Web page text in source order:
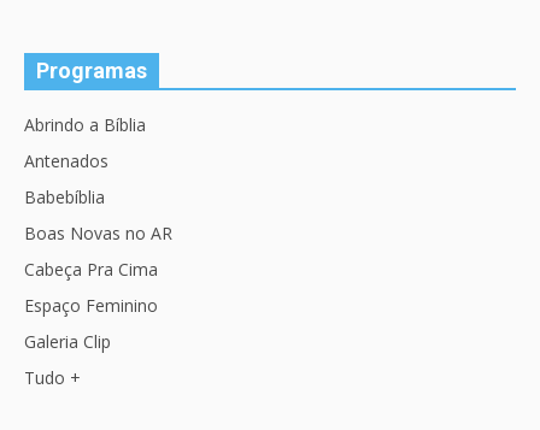
Programas
Abrindo a Bíblia
Antenados
Babebíblia
Boas Novas no AR
Cabeça Pra Cima
Espaço Feminino
Galeria Clip
Tudo +